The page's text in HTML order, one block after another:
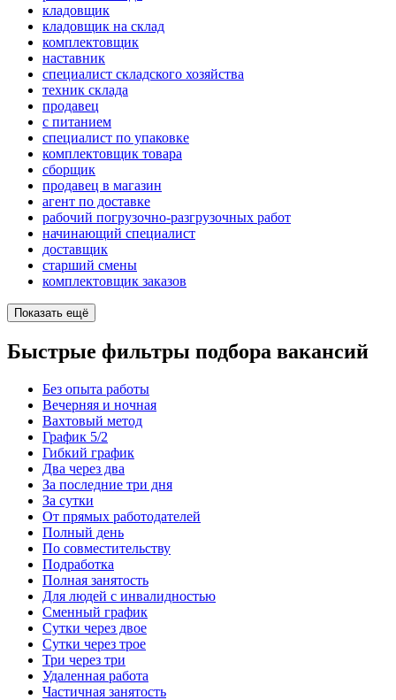
кладовщик
кладовщик на склад
комплектовщик
наставник
специалист складского хозяйства
техник склада
продавец
с питанием
специалист по упаковке
комплектовщик товара
сборщик
продавец в магазин
агент по доставке
рабочий погрузочно-разгрузочных работ
начинающий специалист
доставщик
старший смены
комплектовщик заказов
Показать ещё
Быстрые фильтры подбора вакансий
Без опыта работы
Вечерняя и ночная
Вахтовый метод
График 5/2
Гибкий график
Два через два
За последние три дня
За сутки
От прямых работодателей
Полный день
По совместительству
Подработка
Полная занятость
Для людей с инвалидностью
Сменный график
Сутки через двое
Сутки через трое
Три через три
Удаленная работа
Частичная занятость